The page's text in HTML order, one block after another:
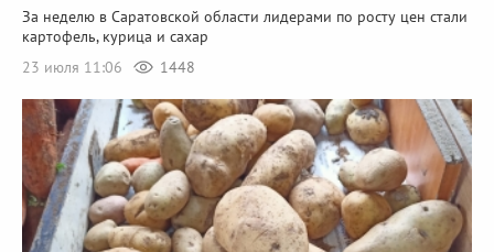
За неделю в Саратовской области лидерами по росту цен стали
картофель, курица и сахар
23 июля 11:06
1448